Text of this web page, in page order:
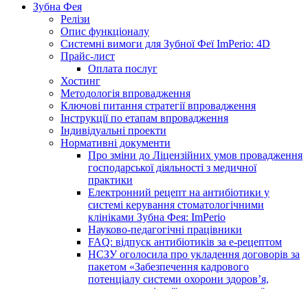
Зубна Фея
Релізи
Опис функціоналу
Системні вимоги для Зубної Феї ImPerio: 4D
Прайс-лист
Оплата послуг
Хостинг
Методологія впровадження
Ключові питання стратегії впровадження
Інструкції по етапам впровадження
Індивідуальні проекти
Нормативні документи
Про зміни до Ліцензійних умов провадження
господарської діяльності з медичної
практики
Електронний рецепт на антибіотики у
системі керування стоматологічними
клініками Зубна Фея: ImPerio
Науково-педагогічні працівники
FAQ: відпуск антибіотиків за е-рецептом
НСЗУ оголосила про укладення договорів за
пакетом «Забезпечення кадрового
потенціалу системи охорони здоров’я,